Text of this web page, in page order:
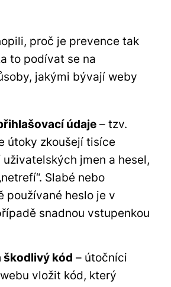
proč je prevence tak
to podívat se na
jakými bývají weby
údaje – tzv.
útoky zkoušejí tisíce
jmen a hesel,
Slabé nebo
používané heslo je v
snadnou vstupenkou
škodlivý kód – útočníci
vložit kód, který